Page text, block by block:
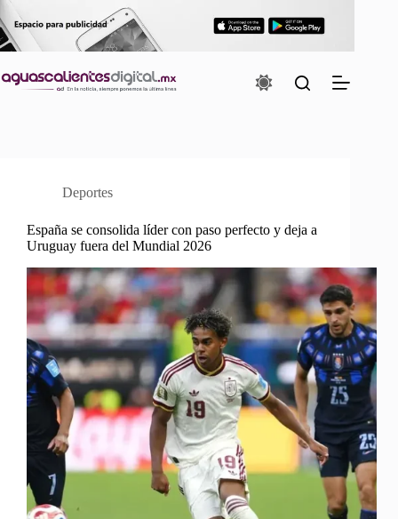
al
contenido
Deportes
España se consolida líder con paso perfecto y deja a
Uruguay fuera del Mundial 2026